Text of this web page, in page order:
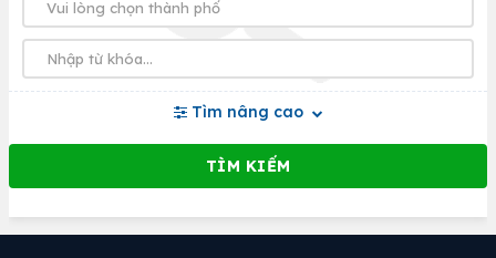
Tìm nâng cao